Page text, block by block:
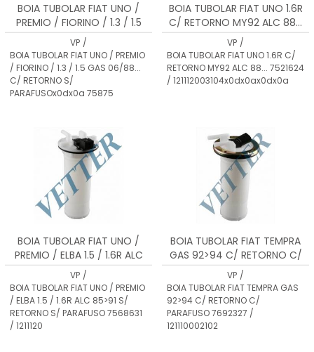
BOIA TUBOLAR FIAT UNO /
PREMIO / FIORINO / 1.3 / 1.5
GAS 06/88... C/ RETORNO S/
PARAFUSOx0dx0a 7587510 /
12111
VP /
BOIA TUBOLAR FIAT UNO / PREMIO
/ FIORINO / 1.3 / 1.5 GAS 06/88...
C/ RETORNO S/
PARAFUSOx0dx0a 75875
BOIA TUBOLAR FIAT UNO 1.6R
C/ RETORNO MY92 ALC 88...
7521624 /
121112003104x0dx0ax0dx0a
VP /
BOIA TUBOLAR FIAT UNO 1.6R C/
RETORNO MY92 ALC 88... 7521624
/ 121112003104x0dx0ax0dx0a
BOIA TUBOLAR FIAT UNO /
PREMIO / ELBA 1.5 / 1.6R ALC
85>91 S/ RETORNO S/
PARAFUSO 7568631 /
121112001134x0dx0
VP /
BOIA TUBOLAR FIAT UNO / PREMIO
/ ELBA 1.5 / 1.6R ALC 85>91 S/
RETORNO S/ PARAFUSO 7568631
/ 1211120
BOIA TUBOLAR FIAT TEMPRA
GAS 92>94 C/ RETORNO C/
PARAFUSO 7692327 /
121110002102
VP /
BOIA TUBOLAR FIAT TEMPRA GAS
92>94 C/ RETORNO C/
PARAFUSO 7692327 /
121110002102